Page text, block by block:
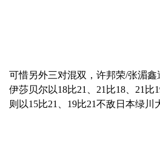
可惜另外三对混双，许邦荣/张湄
伊莎贝尔以18比21、21比18、21比
则以15比21、19比21不敌日本绿川